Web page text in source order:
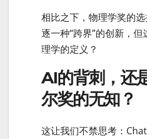
相比之下，物理学奖的
逐一种“跨界”的创新，
理学的定义？
AI的背刺，还
尔奖的无知？
这让我们不禁思考：